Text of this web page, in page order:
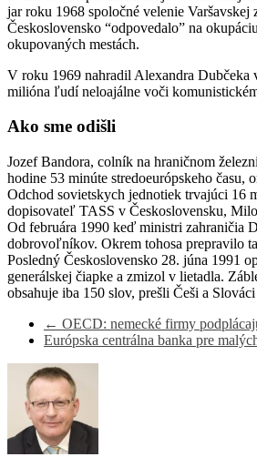
jar roku 1968 spoločné velenie
Československo “odpovedalo” na
okupovaných mestách.
V roku 1969 nahradil Alexandra Dubčeka
milióna ľudí neloajálne voči
Ako sme odišli
Jozef Bandora, colník na hraničnom
hodine 53 minúte stredoeurópskeho
Odchod sovietskych jednotiek trvajúci 16
dopisovateľ TASS v Československu,
Od februára 1990 keď ministri zahraničia
dobrovoľníkov. Okrem tohosa prepravilo
Posledný Československo 28. júna 1991
generálskej čiapke a zmizol v lietadla.
obsahuje iba 150 slov, prešli Češi a
← OECD: nemecké firmy
Európska centrálna banka pre